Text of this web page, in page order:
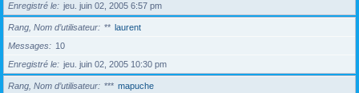
Enregistré le
jeu. juin 02, 2005 6:57 pm
Rang, Nom d’utilisateur ** laurent
Messages
10
Enregistré le
jeu. juin 02, 2005 10:30 pm
Rang, Nom d’utilisateur *** mapuche